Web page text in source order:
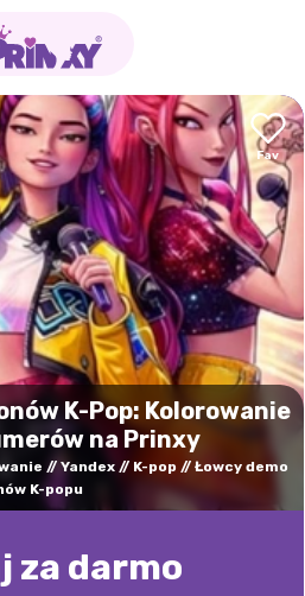
K-Pop: Kolorowanie
na Prinxy
Yandex K-pop
Łowcy demo
K-popu
za darmo